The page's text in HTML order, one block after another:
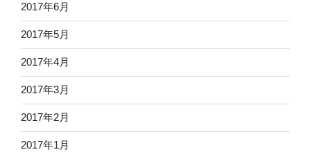
2017年6月
2017年5月
2017年4月
2017年3月
2017年2月
2017年1月